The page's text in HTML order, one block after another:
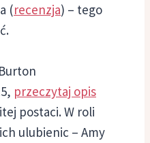
(recenzja) – tego
przeczytaj opis
postaci. W roli
ulubienic – Amy